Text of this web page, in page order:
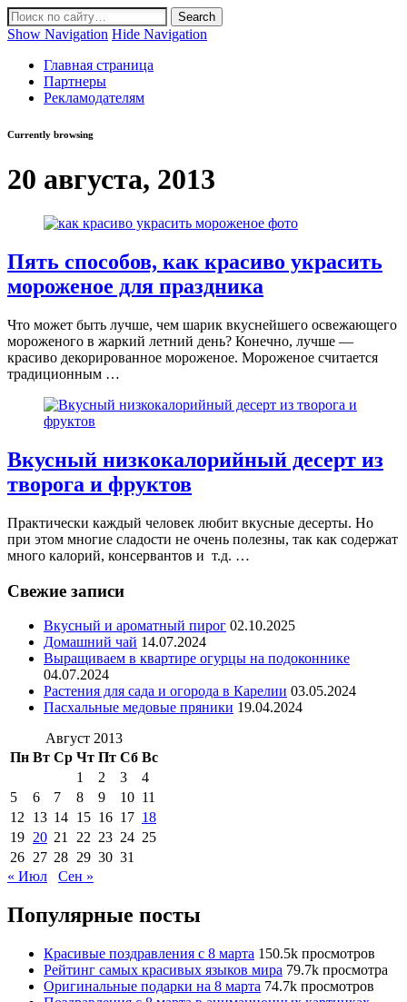
Show Navigation Hide Navigation
Главная страница
Партнеры
Рекламодателям
Currently browsing
20 августа, 2013
Пять способов, как красиво украсить
мороженое для праздника
Что может быть лучше, чем шарик вкуснейшего освежающего
мороженого в жаркий летний день? Конечно, лучше —
красиво декорированное мороженое. Мороженое считается
традиционным …
Вкусный низкокалорийный десерт из
творога и фруктов
Практически каждый человек любит вкусные десерты. Но
при этом многие сладости не очень полезны, так как содержат
много калорий, консервантов и т.д. …
Свежие записи
Вкусный и ароматный пирог 02.10.2025
Домашний чай 14.07.2024
Выращиваем в квартире огурцы на подоконнике
04.07.2024
Растения для сада и огорода в Карелии 03.05.2024
Пасхальные медовые пряники 19.04.2024
Август 2013
Пн Вт Ср Чт Пт Сб Вс
1
2 3
4
5
6 7 8 9 10 11
12 13 14 15 16 17 18
19 20 21 22 23 24 25
26 27 28 29 30 31
« Июл
Сен »
Популярные посты
Красивые поздравления с 8 марта 150.5k просмотров
Рейтинг самых красивых языков мира 79.7k просмотра
Оригинальные подарки на 8 марта 74.7k просмотров